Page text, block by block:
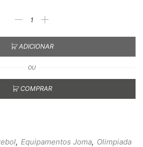
ADICIONAR
OU
COMPRAR
, Equipamentos Joma, Olimpiada